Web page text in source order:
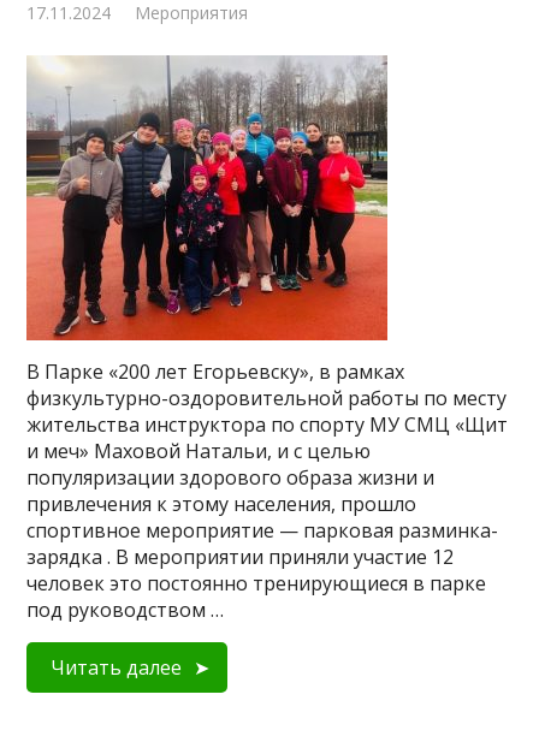
17.11.2024 Мероприятия
В Парке «200 лет Егорьевску», в рамках
физкультурно-оздоровительной работы по месту
жительства инструктора по спорту МУ СМЦ «Щит
и меч» Маховой Натальи, и с целью
популяризации здорового образа жизни и
привлечения к этому населения, прошло
спортивное мероприятие — парковая разминка-
зарядка . В мероприятии приняли участие 12
человек это постоянно тренирующиеся в парке
под руководством …
Читать далее